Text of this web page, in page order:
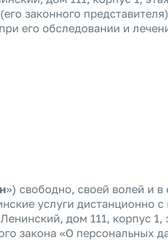
законного
его обследовании и
») свободно, своей волей и в
услуги дистанционно
дом 111, корпус 1,
закона «О персональных